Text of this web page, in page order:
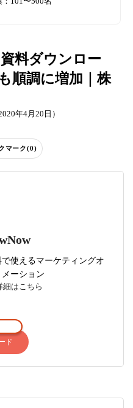
料ダウンロー
順調に増加｜株
年4月20日）
マーク(0)
で使えるマーケティングオ
メーション
細はこちら
ド